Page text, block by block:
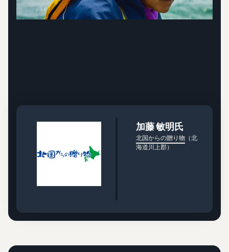
加藤 敏明氏
北国からの贈り物 （北
海道川上郡）